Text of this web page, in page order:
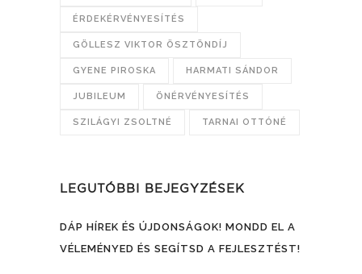
ÉRDEKÉRVÉNYESÍTÉS
GÖLLESZ VIKTOR ÖSZTÖNDÍJ
GYENE PIROSKA HARMATI SÁNDOR
JUBILEUM ÖNÉRVÉNYESÍTÉS
SZILÁGYI ZSOLTNÉ TARNAI OTTÓNÉ
LEGUTÓBBI BEJEGYZÉSEK
DÁP HÍREK ÉS ÚJDONSÁGOK! MONDD EL A
VÉLEMÉNYED ÉS SEGÍTSD A FEJLESZTÉST!